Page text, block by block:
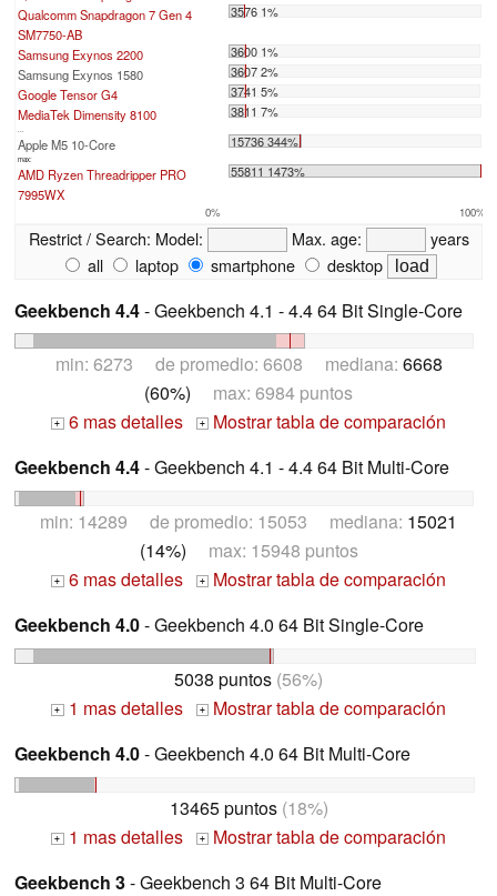
Qualcomm Snapdragon 7 Gen 4
SM7750-AB
3576 1%
Samsung Exynos 2200
3600 1%
Samsung Exynos 1580
3607 2%
Google Tensor G4
3741 5%
MediaTek Dimensity 8100
3811 7%
Apple M5 10-Core 15736 344%
max:
AMD Ryzen Threadripper PRO
7995WX
55811 1473%
0% 100%
Restrict / Search: Model: Max. age:
years
all
laptop smartphone desktop
Geekbench 4.4- Geekbench 4.1 - 4.4 64 Bit Single-Core
min: 6273 de promedio: 6608 mediana: 6668
(60%) max: 6984 puntos
+ 6 mas detalles +
Mostrar tabla de comparación
Geekbench 4.4- Geekbench 4.1 - 4.4 64 Bit Multi-Core
min: 14289 de promedio: 15053 mediana: 15021
(14%) max: 15948 puntos
+ 6 mas detalles +
Mostrar tabla de comparación
Geekbench 4.0- Geekbench 4.0 64 Bit Single-Core
5038 puntos (56%)
+ 1 mas detalles +
Mostrar tabla de comparación
Geekbench 4.0- Geekbench 4.0 64 Bit Multi-Core
13465 puntos(18%)
+ 1 mas detalles +
Mostrar tabla de comparación
Geekbench 3- Geekbench 3 64 Bit Multi-Core